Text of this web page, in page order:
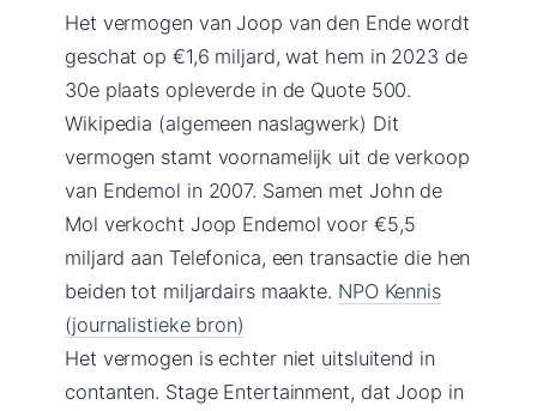
Het vermogen van Joop van den Ende wordt
geschat op €1,6 miljard, wat hem in 2023 de
30e plaats opleverde in de Quote 500.
Wikipedia (algemeen naslagwerk) Dit
vermogen stamt voornamelijk uit de verkoop
van Endemol in 2007. Samen met John de
Mol verkocht Joop Endemol voor €5,5
miljard aan Telefonica, een transactie die hen
beiden tot miljardairs maakte. NPO Kennis
(journalistieke bron)
Het vermogen is echter niet uitsluitend in
contanten. Stage Entertainment, dat Joop in